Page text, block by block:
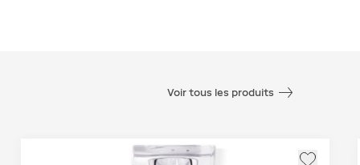
Voir tous les produits